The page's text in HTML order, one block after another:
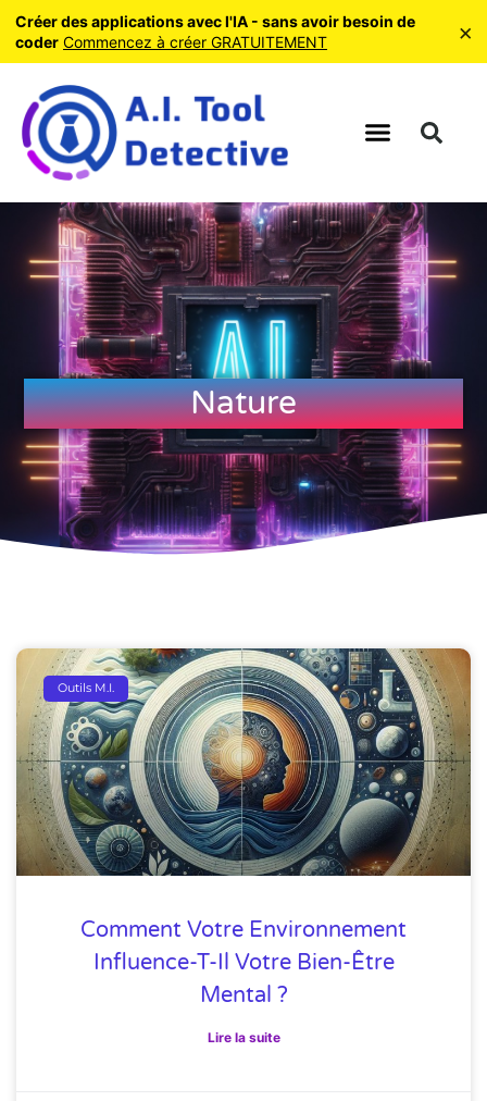
Nature
Outils M.I.
Comment Votre Environnement
Influence-T-Il Votre Bien-Être
Mental ?
Lire la suite
Créer des applications avec l'IA - sans avoir besoin de
coder Commencez à créer GRATUITEMENT ×